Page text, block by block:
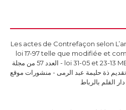
Les actes de Contrefaçon selon
loi 17-97 telle que modifiée et
loi 31-05 et 23-13 MEHDI EDDIANI - العدد 57 من مجلة
ذة حليمة عبد الرمى - منشورات موقع
القلم بالرباط